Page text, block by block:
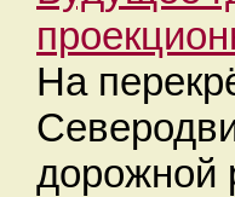
На
дорожной